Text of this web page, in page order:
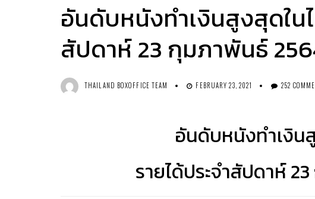
อันดับหนังทำเงินสูงสุดใน
สัปดาห์ 23 กุมภาพันธ์
THAILAND BOXOFFICE TEAM FEBRUARY 23, 2021 252
อันดับหนังทำเงิน
รายได้ประจำสัปดาห์